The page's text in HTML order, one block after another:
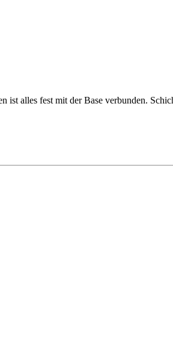
alles fest mit der Base verbunden.